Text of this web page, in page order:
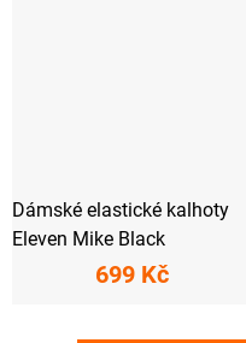
Dámské elastické kalhoty
Eleven Mike Black
699 Kč